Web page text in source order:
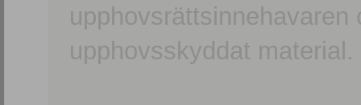
upphovsskyddat material.